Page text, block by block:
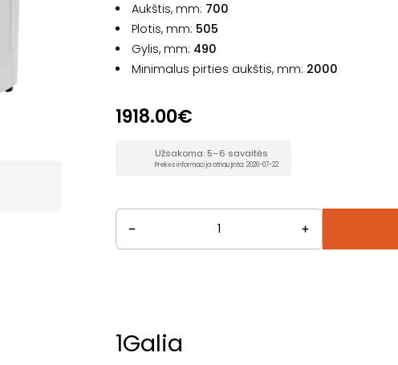
Aukštis, mm: 700
Plotis, mm: 505
Gylis, mm: 490
Minimalus pirties aukštis, mm: 2000
1918.00€
Užsakoma: 5–6 savaitės
Prekės informacija atnaujinta: 2026-07-22
1Galia